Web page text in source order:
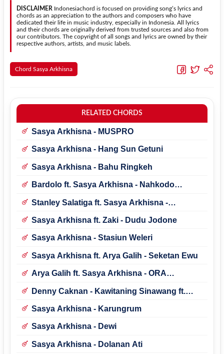
dipelajari oleh pemula tanpa menghilangkan struktur dasar lagu.
DISCLAIMER Indonesiachord is focused on providing song’s lyrics and
chords as an appreciation to the authors and composers who have
dedicated their life in music industry, especially in Indonesia. All lyrics
and their chords are originally derived from trusted sources and also from
our contributors. The copyright of all songs and lyrics are owned by their
respective authors, artists, and music labels.
Chord Sasya Arkhisna
RELATED CHORDS
Sasya Arkhisna - MUSPRO
Sasya Arkhisna - Hang Sun Getuni
Sasya Arkhisna - Bahu Ringkeh
Bardolo ft. Sasya Arkhisna - Nahkodo
Stanley Salatiga ft. Sasya Arkhisna -
Sasya Arkhisna ft. Zaki - Dudu Jodone
Sasya Arkhisna - Stasiun Weleri
Sasya Arkhisna ft. Arya Galih - Seketan Ewu
Arya Galih ft. Sasya Arkhisna - ORA
Denny Caknan - Kawitaning Sinawang ft.
Sasya Arkhisna - Karungrum
Sasya Arkhisna - Dewi
Sasya Arkhisna - Dolanan Ati